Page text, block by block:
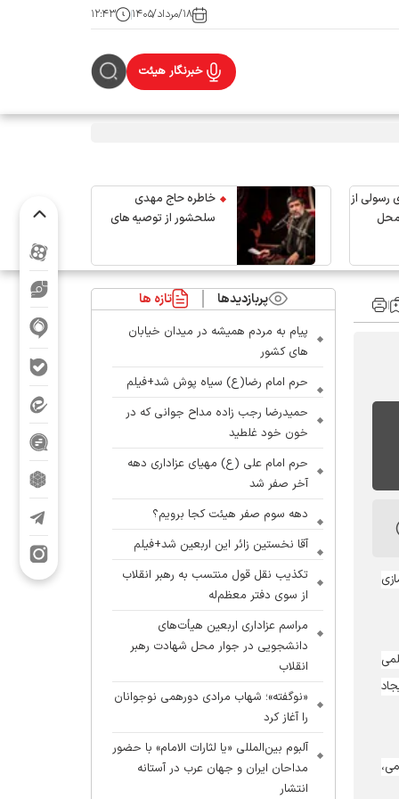
۱۸/مرداد/۱۴۰۵ ۱۲:۴۳
خبرنگار هیئت
رسولی از
خاطره حاج مهدی
سلحشور از توصیه های
پربازدیدها تازه ها
پیام به مردم همیشه در میدان خیابان
های کشور
حرم امام رضا(ع) سیاه پوش شد+فیلم
حمیدرضا رجب زاده مداح جوانی که در
خون خود غلطید
حرم امام علی (ع) مهیای عزاداری دهه
آخر صفر شد
دهه سوم صفر هیئت کجا برویم؟
آقا نخستین زائر این اربعین شد+فیلم
تکذیب نقل قول منتسب به رهبر انقلاب
از سوی دفتر معظم‌له
مراسم عزاداری اربعین هیأت‌های
دانشجویی در جوار محل شهادت رهبر
انقلاب
«نوگفته»؛ شهاب مرادی دورهمی نوجوانان
را آغاز کرد
آلبوم بین‌المللی «یا لثارات الامام» با حضور
مداحان ایران و جهان عرب در آستانه
انتشار